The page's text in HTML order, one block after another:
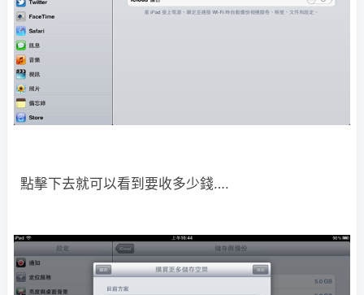
點擊下去就可以看到要收多少錢….